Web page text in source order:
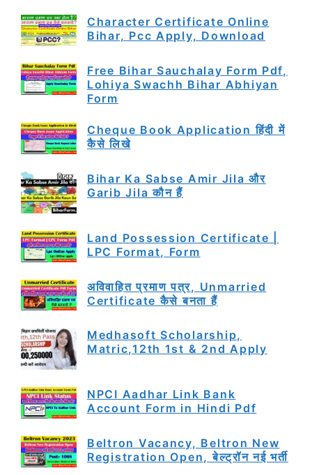
Character Certificate Online
Bihar, Pcc Apply, Download
Free Bihar Sauchalay Form Pdf,
Lohiya Swachh Bihar Abhiyan
Form
Cheque Book Application हिंदी में
कैसे लिखे
Bihar Ka Sabse Amir Jila और
Garib Jila कौन हैं
Land Possession Certificate |
LPC Format, Form
अविवाहित प्रमाण पत्र, Unmarried
Certificate कैसे बनता हैं
Medhasoft Scholarship,
Matric,12th 1st & 2nd Apply
NPCI Aadhar Link Bank
Account Form in Hindi Pdf
Beltron Vacancy, Beltron New
Registration Open, बेल्ट्रॉन नई भर्ती